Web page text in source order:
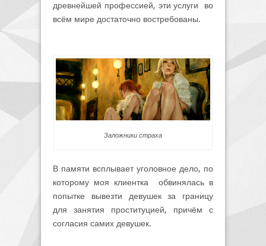
древнейшей профессией, эти услуги во
всём мире достаточно востребованы.
Заложники страха
В памяти всплывает уголовное дело, по
которому моя клиентка обвинялась в
попытке вывезти девушек за границу
для занятия проституцией, причём с
согласия самих девушек.